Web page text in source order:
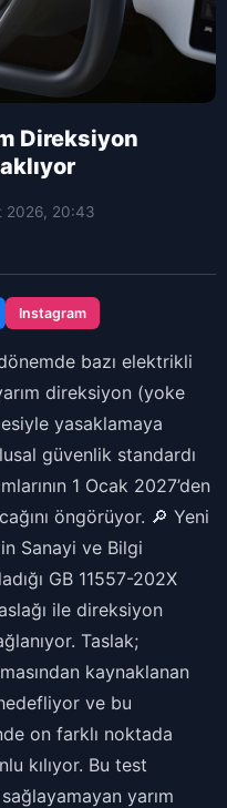
Direksiyon
2026, 20:43
Instagram
bazı elektrikli
direksiyon (yoke
yasaklamaya
güvenlik standardı
1 Ocak 2027’den
öngörüyor. 🔎 Yeni
Sanayi ve Bilgi
GB 11557-202X
ile direksiyon
Taslak;
kaynaklanan
ve bu
on farklı noktada
kılıyor. Bu test
yarım